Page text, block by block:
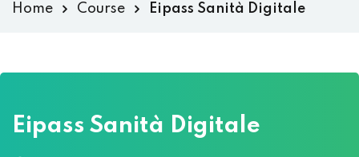
Home Course Eipass Sanità Digitale
Eipass Sanità Digitale